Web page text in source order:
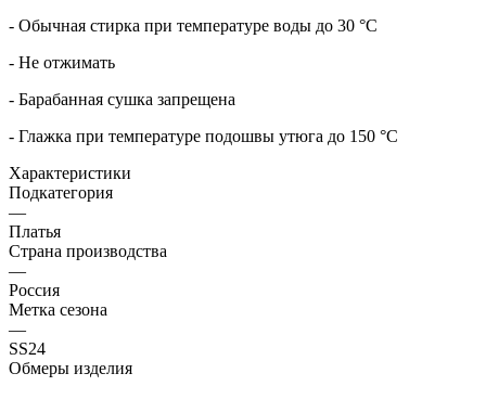
- Обычная стирка при температуре воды до 30 °C
- Не отжимать
- Барабанная сушка запрещена
- Глажка при температуре подошвы утюга до 150 °C
Характеристики
Подкатегория
—
Платья
Страна производства
—
Россия
Метка сезона
—
SS24
Обмеры изделия